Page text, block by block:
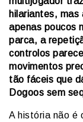
hilariantes, mas
apenas poucos
parca, a
controlos
movimentos
tão fáceis que
Dogoos sem
A história não é